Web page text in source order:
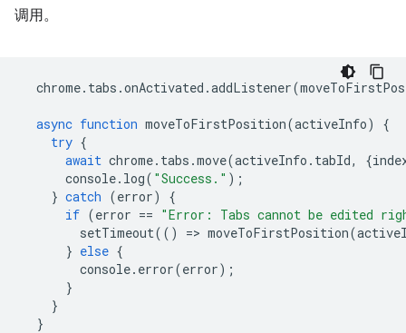
调用。
chrome. tabs .onActivated .addListener(
async function moveToFirstPosition(activeInfo)
{
try {
await chrome. tabs .move(activeInfo . tabId, {
console. log( "Success." );
} catch (error)
{
if (error == "Error: Tabs cannot be edited
setTimeout(() => moveToFirstPosition(
} else {
console. error(error);
}
}
}